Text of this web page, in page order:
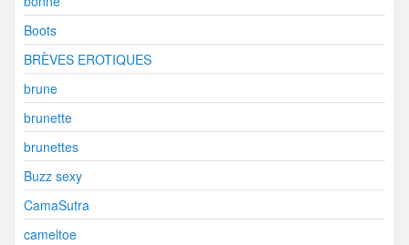
Boots
BRÈVES EROTIQUES
brune
brunette
brunettes
Buzz sexy
CamaSutra
cameltoe